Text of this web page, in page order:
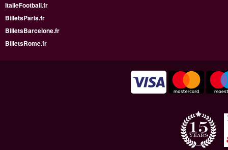
ItalieFootball.fr
BilletsParis.fr
BilletsBarcelone.fr
BilletsRome.fr